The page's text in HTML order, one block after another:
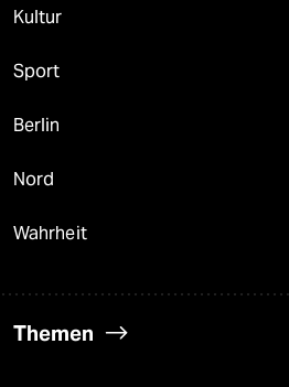
Kultur
Sport
Berlin
Nord
Wahrheit
Themen